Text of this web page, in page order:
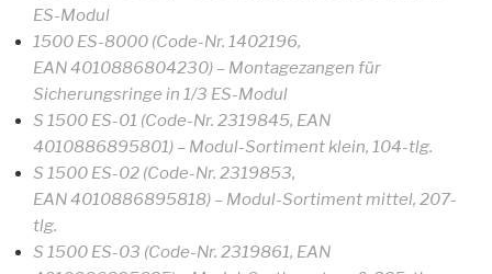
ES-Modul
1500 ES-8000 (Code-Nr. 1402196,
EAN 4010886804230) – Montagezangen für
Sicherungsringe in 1/3 ES-Modul
S 1500 ES-01 (Code-Nr. 2319845, EAN
4010886895801) – Modul-Sortiment klein, 104-tlg.
S 1500 ES-02 (Code-Nr. 2319853,
EAN 4010886895818) – Modul-Sortiment mittel, 207-
tlg.
S 1500 ES-03 (Code-Nr. 2319861, EAN